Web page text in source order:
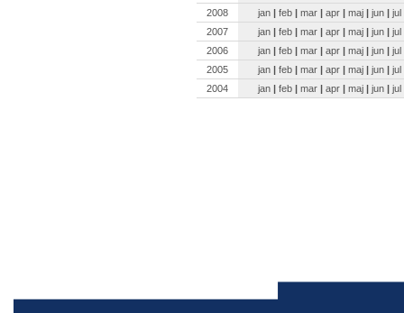
2008
jan | feb | mar | apr | maj | jun | jul
2007
jan | feb | mar | apr | maj | jun | jul
2006
jan | feb | mar | apr | maj | jun | jul
2005
jan | feb | mar | apr | maj | jun | jul
2004
jan | feb | mar | apr | maj | jun | jul